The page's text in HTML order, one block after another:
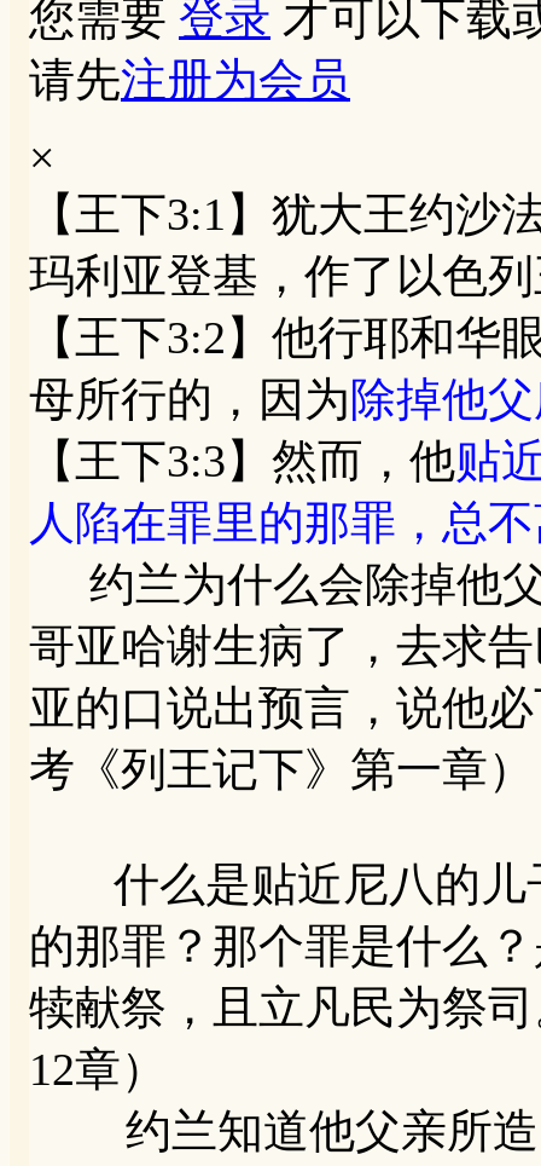
您需要 登录 才可以下载
请先注册为会员
×
【王下3:1】犹大王约沙
玛利亚登基，作了以色
【王下3:2】他行耶和华
母所行的，因为除掉他
【王下3:3】然而，他贴
人陷在罪里的那罪，总
约兰为什么会除掉他
哥亚哈谢生病了，去求
亚的口说出预言，说他
考《列王记下》第一章）
什么是贴近尼八的儿
的那罪？那个罪是什么
犊献祭，且立凡民为祭
12章）
约兰知道他父亲所造